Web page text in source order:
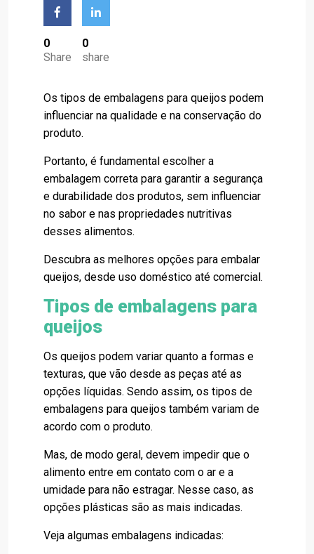
0
Share
0
share
Os tipos de embalagens para queijos podem
influenciar na qualidade e na conservação do
produto.
Portanto, é fundamental escolher a
embalagem correta para garantir a segurança
e durabilidade dos produtos, sem influenciar
no sabor e nas propriedades nutritivas
desses alimentos.
Descubra as melhores opções para embalar
queijos, desde uso doméstico até comercial.
Tipos de embalagens para
queijos
Os queijos podem variar quanto a formas e
texturas, que vão desde as peças até as
opções líquidas. Sendo assim, os tipos de
embalagens para queijos também variam de
acordo com o produto.
Mas, de modo geral, devem impedir que o
alimento entre em contato com o ar e a
umidade para não estragar. Nesse caso, as
opções plásticas são as mais indicadas.
Veja algumas embalagens indicadas: